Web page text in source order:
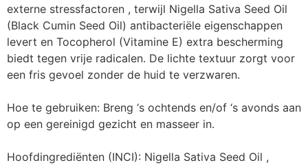
externe stressfactoren , terwijl Nigella Sativa Seed Oil
(Black Cumin Seed Oil) antibacteriële eigenschappen
levert en Tocopherol (Vitamine E) extra bescherming
biedt tegen vrije radicalen. De lichte textuur zorgt voor
een fris gevoel zonder de huid te verzwaren.
Hoe te gebruiken: Breng ‘s ochtends en/of ‘s avonds aan
op een gereinigd gezicht en masseer in.
Hoofdingrediënten (INCI): Nigella Sativa Seed Oil ,